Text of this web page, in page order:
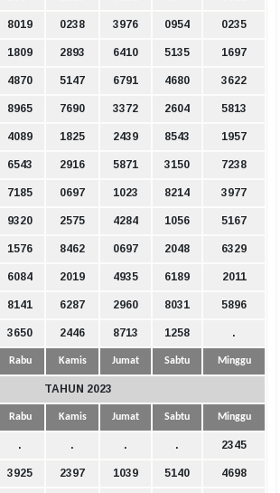
8019 0238 3976 0954 0235
1809 2893 6410 5135 1697
4870 5147 6791 4680 3622
8965 7690 3372 2604 5813
4089 1825 2439 8543 1957
6543 2916 5871 3150 7238
7185 0697 1023 8214 3977
9320 2575 4284 1056 5167
1576 8462 0697 2048 6329
6084 2019 4935 6189 2011
8141 6287 2960 8031 5896
3650 2446 8713 1258 .
Rabu Kamis Jumat Sabtu Minggu
TAHUN 2023
Rabu Kamis Jumat Sabtu Minggu
. . . . 2345
3925 2397 1039 5140 4698